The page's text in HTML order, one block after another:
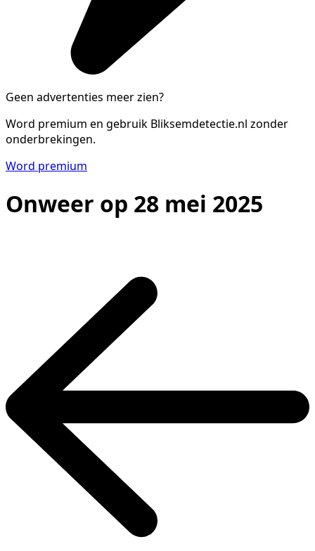
Geen advertenties meer zien?
Word premium en gebruik Bliksemdetectie.nl zonder
onderbrekingen.
Word premium
Onweer op 28 mei 2025